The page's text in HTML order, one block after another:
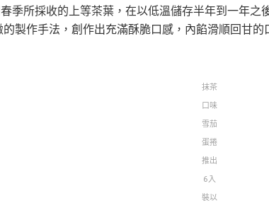
季所採收的上等茶葉，在以低溫儲存半年到一年之
製作手法，創作出充滿酥脆口感，內餡滑順回甘的
抹茶
口味
雪茄
蛋捲
推出
6入
裝以